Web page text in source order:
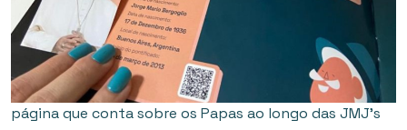
página que conta sobre os Papas ao longo das JMJ’s